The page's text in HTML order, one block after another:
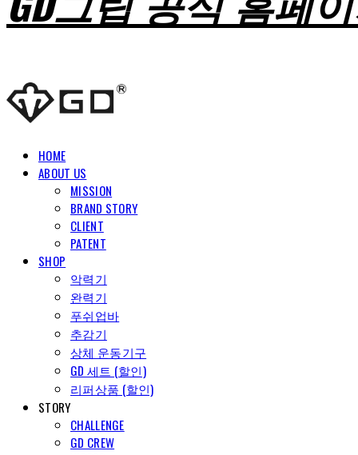
HOME
ABOUT US
MISSION
BRAND STORY
CLIENT
PATENT
SHOP
악력기
완력기
푸쉬업바
추감기
상체 운동기구
GD 세트 (할인)
리퍼상품 (할인)
STORY
CHALLENGE
GD CREW